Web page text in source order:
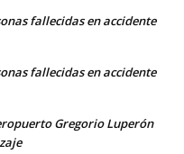
fallecidas en accidente
fallecidas en accidente
Gregorio Luperón